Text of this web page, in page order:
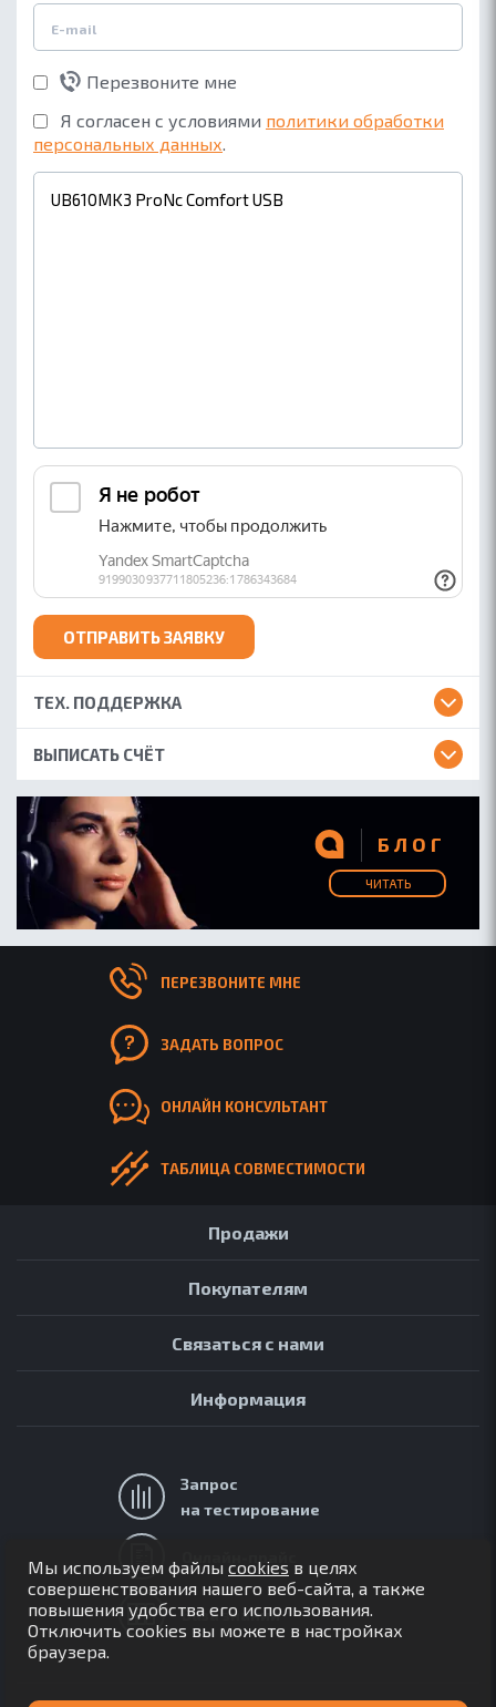
АРХИВ
FAQ
ОНЛАЙН-ПРАЙС
Перезвоните мне
Я согласен с условиями политики обработки
персональных данных.
ОТПРАВИТЬ ЗАЯВКУ
ТЕХ. ПОДДЕРЖКА
ВЫПИСАТЬ СЧЁТ
БЛОГ
ЧИТАТЬ
Мы используем файлы cookies в целях
совершенствования нашего веб-сайта, а также
повышения удобства его использования.
Отключить cookies вы можете в настройках
браузера.
ПЕРЕЗВОНИТЕ МНЕ
ЗАДАТЬ ВОПРОС
ОНЛАЙН КОНСУЛЬТАНТ
ТАБЛИЦА СОВМЕСТИМОСТИ
Продажи
Покупателям
Связаться с нами
Информация
Запрос
на тестирование
База знаний